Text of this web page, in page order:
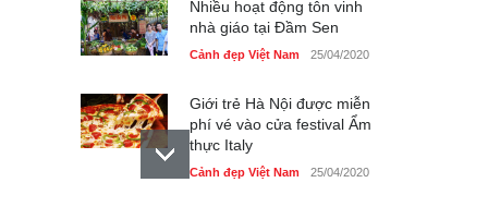
Nhiều hoạt động tôn vinh
nhà giáo tại Đầm Sen
Cảnh đẹp Việt Nam 25/04/2020
Giới trẻ Hà Nội được miễn
phí vé vào cửa festival Ẩm
thực Italy
Cảnh đẹp Việt Nam 25/04/2020